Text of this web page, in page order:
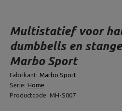
Multistatief voor
dumbbells en
Marbo Sport
Fabrikant: Marbo Sport
Serie: Home
Productcode: MH-S007